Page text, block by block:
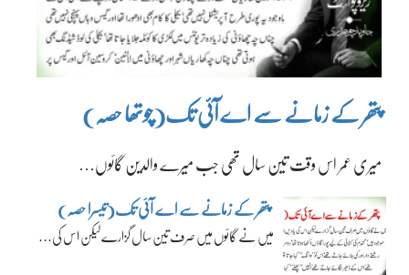
پتھر کے زمانے سے اے آئی تک(چوتھا حصہ)
میری عمر اس وقت تین سال تھی جب میرے والدین گائوں…
پتھر کے زمانے سے اے آئی تک(تیسرا حصہ)
میں نے گائوں میں صرف تین سال گزارے لیکن اس کی…